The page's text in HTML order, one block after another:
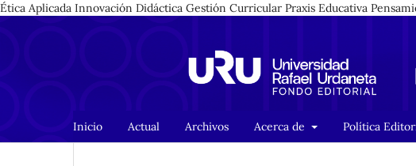
Ética Aplicada Innovación Didáctica Gestión Curricular Praxis Educativa
Inicio Actual Archivos Acerca de Política